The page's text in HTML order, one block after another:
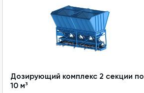
Дозирующий комплекс 2 секции по
10 м³